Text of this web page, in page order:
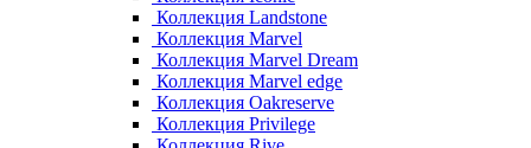
Коллекция Landstone
Коллекция Marvel
Коллекция Marvel Dream
Коллекция Marvel edge
Коллекция Oakreserve
Коллекция Privilege